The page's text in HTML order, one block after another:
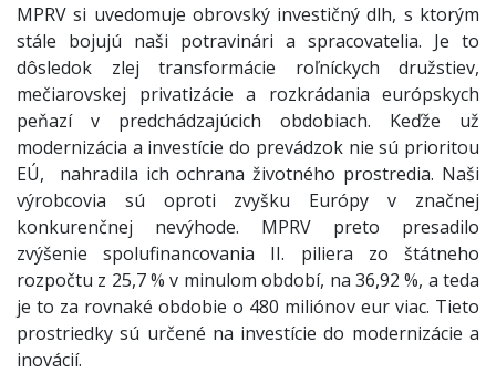
MPRV si uvedomuje obrovský investičný dlh, s ktorým
stále bojujú naši potravinári a spracovatelia. Je to
dôsledok zlej transformácie roľníckych družstiev,
mečiarovskej privatizácie a rozkrádania európskych
peňazí v predchádzajúcich obdobiach. Keďže už
modernizácia a investície do prevádzok nie sú prioritou
EÚ, nahradila ich ochrana životného prostredia. Naši
výrobcovia sú oproti zvyšku Európy v značnej
konkurenčnej nevýhode. MPRV preto presadilo
zvýšenie spolufinancovania II. piliera zo štátneho
rozpočtu z 25,7 % v minulom období, na 36,92 %, a teda
je to za rovnaké obdobie o 480 miliónov eur viac. Tieto
prostriedky sú určené na investície do modernizácie a
inovácií.